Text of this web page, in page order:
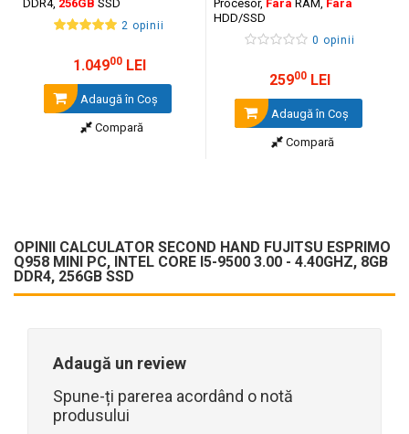
DDR4, 256GB SSD
2 opinii
1.04900LEI
Adaugă în Coş
Compară
Procesor, Fara RAM, Fara
HDD/SSD
0 opinii
25900 LEI
Adaugă în Coş
Compară
OPINII CALCULATOR SECOND HAND FUJITSU ESPRIMO
Q958 MINI PC, INTEL CORE I5-9500 3.00 - 4.40GHZ, 8GB
DDR4, 256GB SSD
Adaugă un review
Spune-ți parerea acordând o notă
produsului